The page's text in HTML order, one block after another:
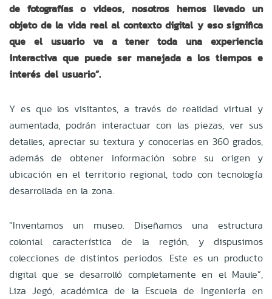
de fotografías o videos, nosotros hemos llevado un
objeto de la vida real al contexto digital y eso significa
que el usuario va a tener toda una experiencia
interactiva que puede ser manejada a los tiempos e
interés del usuario”.
Y es que los visitantes, a través de realidad virtual y
aumentada, podrán interactuar con las piezas, ver sus
detalles, apreciar su textura y conocerlas en 360 grados,
además de obtener información sobre su origen y
ubicación en el territorio regional, todo con tecnología
desarrollada en la zona.
“Inventamos un museo. Diseñamos una estructura
colonial característica de la región, y dispusimos
colecciones de distintos periodos. Este es un producto
digital que se desarrolló completamente en el Maule”,
Liza Jegó, académica de la Escuela de Ingeniería en